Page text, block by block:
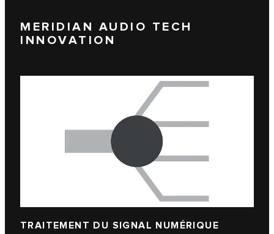
MERIDIAN AUDIO TECH
INNOVATION
TRAITEMENT DU SIGNAL NUMÉRIQUE